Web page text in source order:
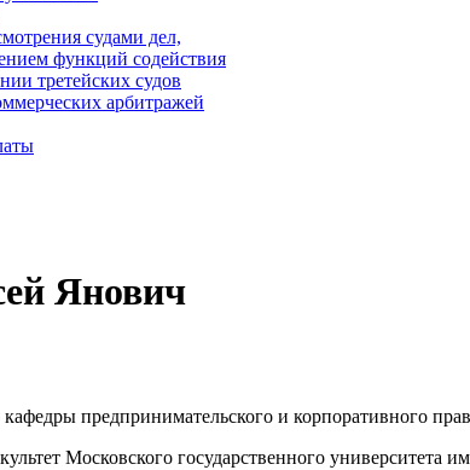
судами дел,
функций содействия
третейских судов
арбитражей
Янович
предпринимательского и корпоративного
Московского государственного